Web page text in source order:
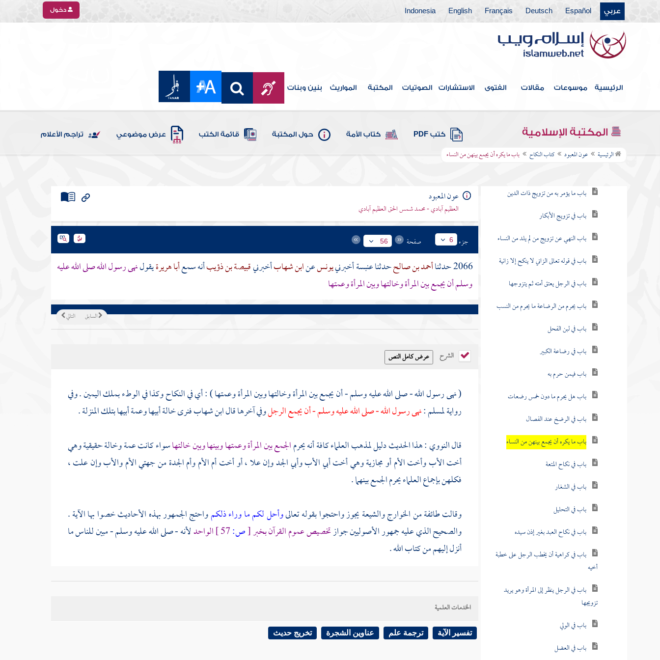
عربي Español
Deutsch
Français
English
Indonesia دخول
الرئيسية موسوعات مقالات الفتوى الاستشارات الصوتيات المكتبة المواريث بنين وبنات
المكتبة الإسلامية كتب PDF كتاب الأمة حول المكتبة قائمة الكتب عرض موضوعي تراجم الأعلام
الرئيسية عون المعبود كتاب النكاح باب ما يكره أن يجمع بينهن من النساء
فهرس الكتاب
كتاب الطهارة
كتاب الصلاة
كتاب المناسك
كتاب النكاح
باب ما يؤمر به من تزويج ذات الدين
باب في تزويج الأبكار
باب النهي عن تزويج من لم يلد من النساء
باب في قوله تعالى الزاني لا ينكح إلا زانية
باب في الرجل يعتق أمته ثم يتزوجها
باب يحرم من الرضاعة ما يحرم من النسب
باب في لبن الفحل
باب في رضاعة الكبير
باب فيمن حرم به
باب هل يحرم ما دون خمس رضعات
باب في الرضخ عند الفصال
باب ما يكره أن يجمع بينهن من النساء
باب في نكاح المتعة
باب في الشغار
باب في التحليل
باب في نكاح العبد بغير إذن سيده
باب في كراهية أن يخطب الرجل على خطبة
أخيه
باب في الرجل ينظر إلى المرأة وهو يريد
تزويجها
باب في الولي
باب في العضل
عون المعبود
العظيم آبادي - محمد شمس الحق العظيم آبادي
جزء 6 صفحة 56
2066 حدثنا أحمد بن صالححدثناعنبسةأخبرنييونسعنابن شهابأخبرنيقبيصة بن ذؤيبأنه سمعأبا هريرةيقولنهى رسول الله صلى الله عليه
وسلم أن يجمع بين المرأة وخالتها وبين المرأة وعمتها
التالي السابق
الشرح
( نهى رسول الله - صلى الله عليه وسلم - أن يجمع بين المرأة وخالتها وبين المرأة وعمتها ) : أي في النكاح وكذا في الوطء بملك اليمين . وفي
روايةلمسلم:نهى رسول الله - صلى الله عليه وسلم - أن يجمع الرجلوفي آخرها قالابن شهابفنرى خالة أبيها وعمة أبيها بتلك المنزلة .
قالالنووي: هذا الحديث دليل لمذهب العلماء كافة أنه يحرمالجمع بين المرأة وعمتها وبينها وبين خالتهاسواء كانت عمة وخالة حقيقية وهي
أخت الأب وأخت الأم أو مجازية وهي أخت أبي الأب وأبي الجد وإن علا ، أو أخت أم الأم وأم الجدة من جهتي الأم والأب وإن علت ،
فكلهن بإجماع العلماء يحرم الجمع بينهما .
وقالت طائفة منالخوارجوالشيعةيجوز واحتجوا بقوله تعالىوأحل لكم ما وراء ذلكمواحتج الجمهور بهذه الأحاديث خصوا بها الآية .
والصحيح الذي عليه جمهور الأصوليين جوازتخصيص عموم القرآن بخبر[ص: الواحدلأنه - صلى الله عليه وسلم - مبين للناس ما
أنزل إليهم من كتاب الله .
وأماالجمع بينهما في الوطء بملك اليمينكالنكاح فهو حرام عند العلماء كافة وعند الشيعة مباح . قالوا ويباح أيضا الجمع بين الأختين بملك
اليمين قالوا وقوله تعالى
والمحصنات من النساء إلا ما ملكت أيمانكمفإن معناه أن ملك اليمين يحل وطؤها بملك اليمين لا نكاحها فإن عقد النكاح عليها لا يجوز
الخدمات العلمية
تفسير الآية ترجمة علم عناوين الشجرة تخريج حديث